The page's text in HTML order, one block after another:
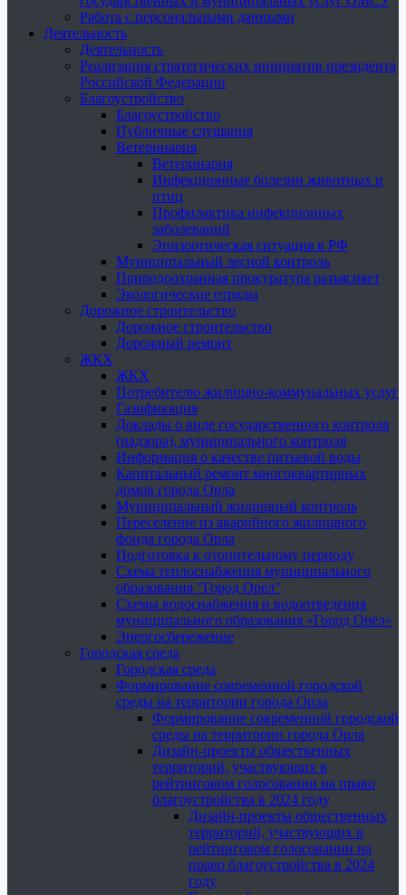
Работа с персональными данными
Деятельность
Деятельность
Реализация стратегических инициатив президента
Российской Федерации
Благоустройство
Благоустройство
Публичные слушания
Ветеринария
Ветеринария
Инфекционные болезни животных и
птиц
Профилактика инфекционных
заболеваний
Эпизоотическая ситуация в РФ
Муниципальный лесной контроль
Природоохранная прокуратура разъясняет
Экологические отряды
Дорожное строительство
Дорожное строительство
Дорожный ремонт
ЖКХ
ЖКХ
Потребителю жилищно-коммунальных услуг
Газификация
Доклады о виде государственного контроля
(надзора), муниципального контроля
Информация о качестве питьевой воды
Капитальный ремонт многоквартирных
домов города Орла
Муниципальный жилищный контроль
Переселение из аварийного жилищного
фонда города Орла
Подготовка к отопительному периоду
Схема теплоснабжения муниципального
образования "Город Орёл"
Схемы водоснабжения и водоотведения
муниципального образования «Город Орёл»
Энергосбережение
Городская среда
Городская среда
Формирование современной городской
среды на территории города Орла
Формирование современной городской
среды на территории города Орла
Дизайн-проекты общественных
территорий, участвующих в
рейтинговом голосовании на право
благоустройства в 2024 году
Дизайн-проекты общественных
территорий, участвующих в
рейтинговом голосовании на
право благоустройства в 2024
году